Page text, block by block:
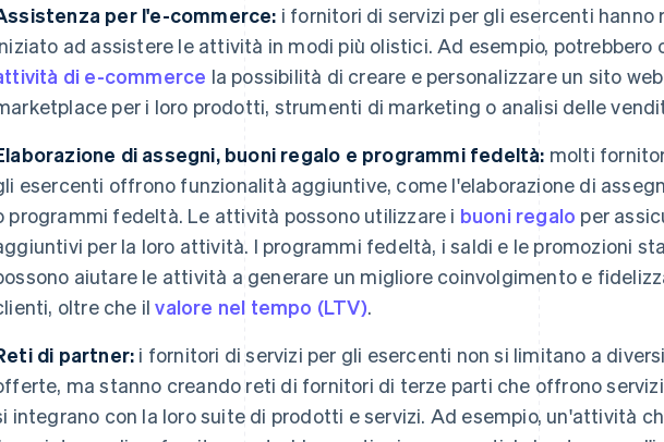
per l'e-commerce: i fornitori di servizi per gli esercenti
ad assistere le attività in modi più olistici. Ad esempio, potrebbero
di e-commerce la possibilità di creare e personalizzare un sito
per i loro prodotti, strumenti di marketing o analisi delle
di assegni, buoni regalo e programmi fedeltà: molti
esercenti offrono funzionalità aggiuntive, come l'elaborazione di
programmi fedeltà. Le attività possono utilizzare i buoni regalo per
per la loro attività. I programmi fedeltà, i saldi e le promozioni
aiutare le attività a generare un migliore coinvolgimento e
oltre che ilvalore nel tempo (LTV).
di partner: i fornitori di servizi per gli esercenti non si limitano a
ma stanno creando reti di fornitori di terze parti che offrono
integrano con la loro suite di prodotti e servizi. Ad esempio, un'attività